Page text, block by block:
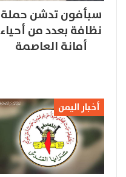
سبأفون تدشن حملة
نظافة بعدد من أحياء
أمانة العاصمة
أخبار اليمن